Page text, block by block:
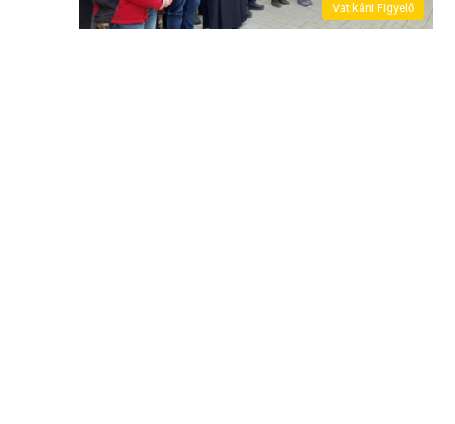
Vatikáni Figyelő